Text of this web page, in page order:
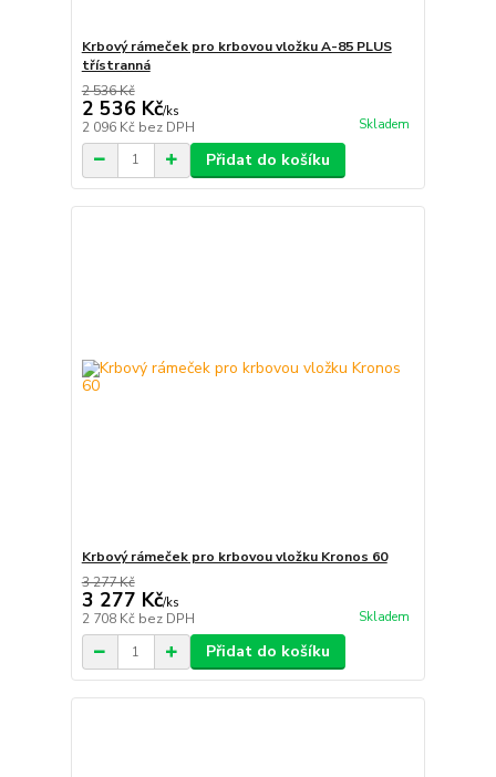
Krbový rámeček pro krbovou vložku A-85 PLUS
třístranná
2 536 Kč
2 536 Kč/ks
2 096 Kč bez DPH Skladem
Přidat do košíku
Krbový rámeček pro krbovou vložku Kronos 60
3 277 Kč
3 277 Kč/ks
2 708 Kč bez DPH Skladem
Přidat do košíku